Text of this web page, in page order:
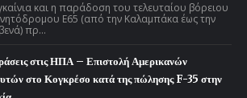
και η παράδοση του τελευταίου βόρειου
Ε65 (από την Καλαμπάκα έως την
πρ...
στις ΗΠΑ – Επιστολή Αμερικανών
στο Κογκρέσο κατά της πώλησης F-35 στην